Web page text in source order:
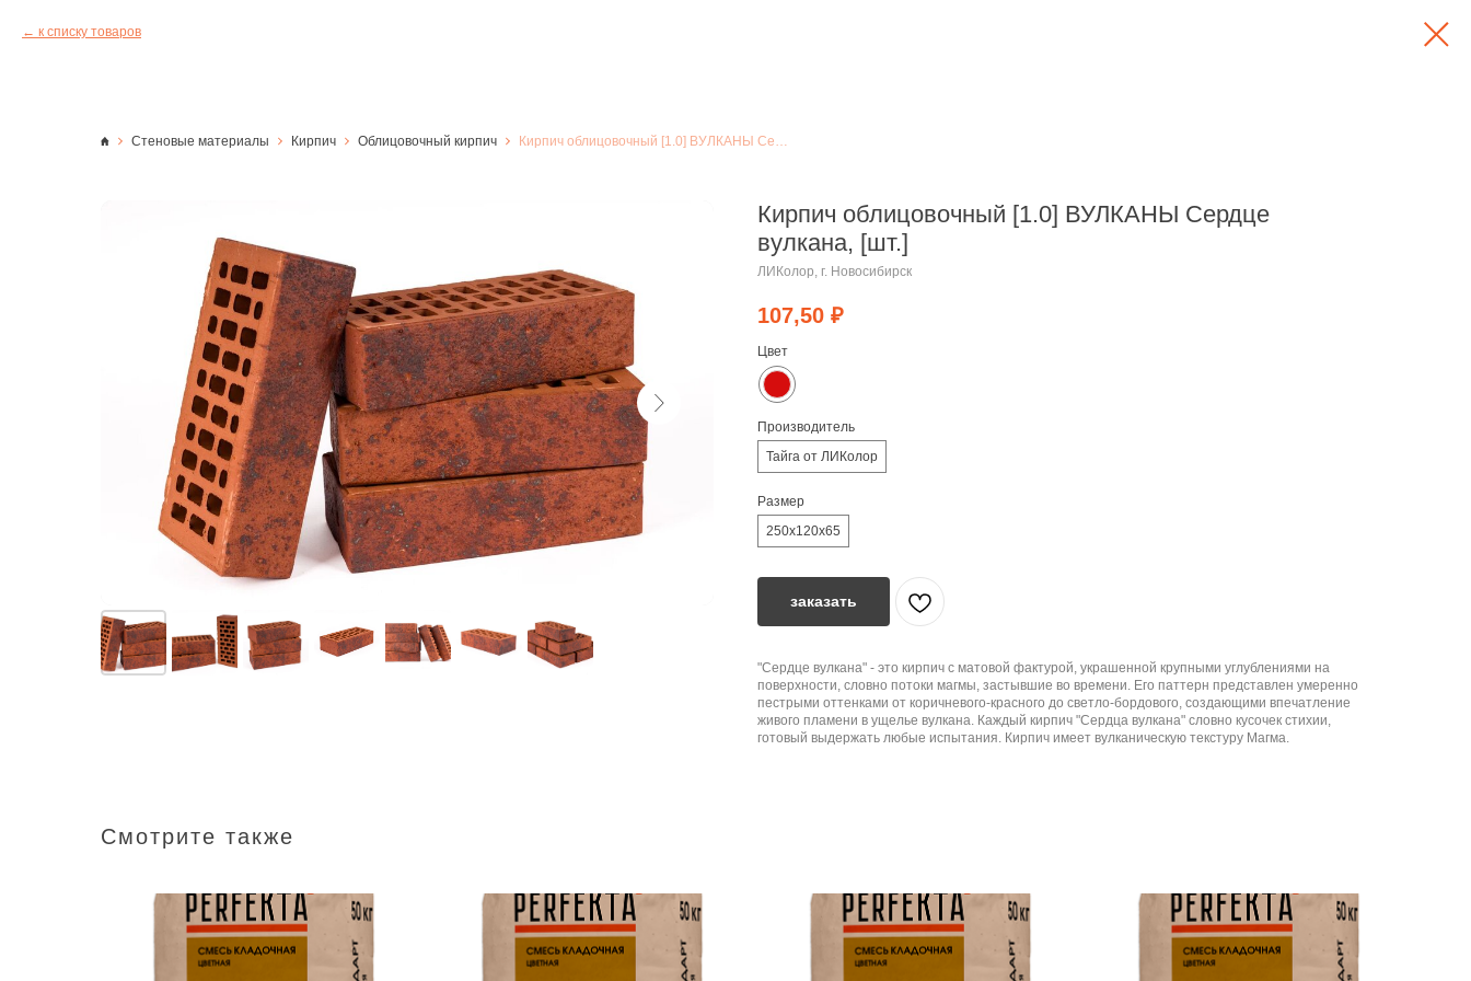
к списку товаров
Стеновые материалы Кирпич Облицовочный кирпич Кирпич облицовочный [1.0] ВУЛКАНЫ Сердце вулкана, [шт.]
Кирпич облицовочный [1.0] ВУЛКАНЫ Сердце
вулкана, [шт.]
ЛИКолор, г. Новосибирск
107,50 ₽
Цвет
Производитель
Тайга от ЛИКолор
Размер
250х120х65
заказать
"Сердце вулкана" - это кирпич с матовой фактурой, украшенной крупными углублениями на
поверхности, словно потоки магмы, застывшие во времени. Его паттерн представлен умеренно
пестрыми оттенками от коричневого-красного до светло-бордового, создающими впечатление
живого пламени в ущелье вулкана. Каждый кирпич "Сердца вулкана" словно кусочек стихии,
готовый выдержать любые испытания. Кирпич имеет вулканическую текстуру Магма.
Смотрите также